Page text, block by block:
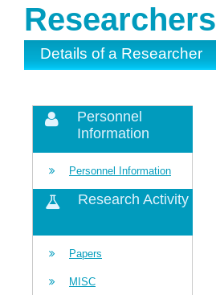
Researchers
Details of a Researcher
Personnel
Information
Personnel Information
Research Activity
Papers
MISC